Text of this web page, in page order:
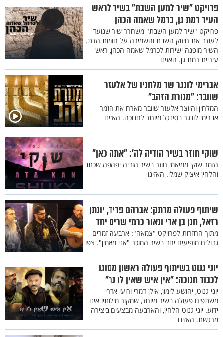
פרויקט "שיר למען השבת" בשיר לראש
העיר רמת גן, כרמל שאמה הכהן
פרויקט "שיר למען השבת" משחרר שיר שנועד
לעודד את חיזוק השבת והשמירה על חומות הדת.
השיר מופנה ישירות לכרמל שאמה הכהן, ראש
עיריית רמת גן. האזינו
אברימי לונגר שר מלחניו של אלעזר
שוובר: "מנורת הזהב"
המלחין והיוצר אלעזר שוובר מארח את הזמר
אברימי לונגר בסינגל מיוחד לחנוכה. האזינו
שוקי חוזר בשיר הודיה לה': "אתה כאן"
הזמר שוקי ממיאמי חוזר בשיר הודיה יפהפה שכתב
והלחין איציק שמלי. האזינו
שיתוף פעולה מרתק: אברהם פריד, יונתן
רזאל, חנן בן ארי ונאור כרמי שרים יחד
מתוך החזרות לפרויקט "צמאה": ארבעה זמרים
גדולים מופיעים יחד בשיר המוכר "אני מאמין". צפו
יוני גנוט בשיתוף פעולה ראשון מסוגו
לכבוד חנוכה: "אין איש שאין לו נר"
יוני גנוט, יהושע לימון, אילן דמרי ורועי אדרי
משתפים פעולה בשיר מיוחד, שמקור מילותיו אינו
ידוע. יוני גנוט הלחין, והארבעה מבצעים ביצירה
מרגשת. האזינו